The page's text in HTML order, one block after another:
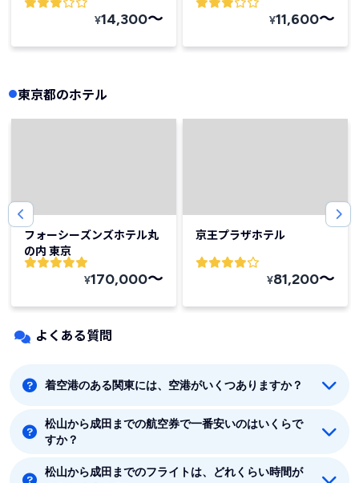
¥14,300〜 ¥11,600〜
東京都のホテル
フォーシーズンズホテル丸
の内 東京
¥170,000〜
京王プラザホテル
¥81,200〜
よくある質問
着空港のある関東には、空港がいくつありますか？
着空港のある関東には5つの空港があります。羽田、成
田、東京、八丈島、茨城です。
松山から成田までの航空券で一番安いのはいくらで
すか？
松山から成田までの最安値はジェットスター(Jetstar)の
松山から成田までのフライトは、どれくらい時間が